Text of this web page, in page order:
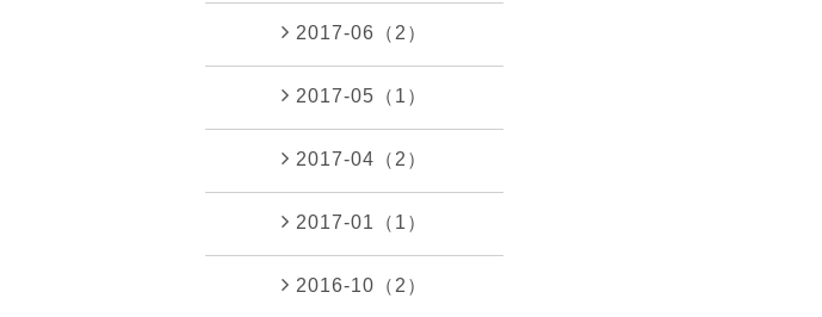
2017-06（2）
2017-05（1）
2017-04（2）
2017-01（1）
2016-10（2）